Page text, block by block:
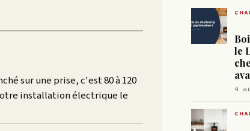
sur une prise, c'est 80 à 120
installation électrique le
le
4